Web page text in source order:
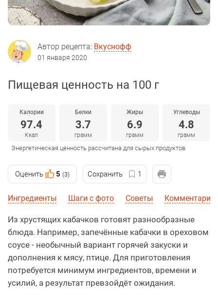
Автор рецепта: Вкуснофф
01 января 2020
Пищевая ценность на 100 г
Калории
97.4
Ккал
Белки
3.7
грамм
Жиры
6.9
грамм
Углеводы
4.8
грамм
Энергетическая ценность рассчитана для сырых продуктов
Оценить 5 (3) Сохранить 1
Ингредиенты Шаги с фото Советы Комментарии
Из хрустящих кабачков готовят разнообразные
блюда. Например, запечённые кабачки в ореховом
соусе - необычный вариант горячей закуски и
дополнения к мясу, птице. Для приготовления
потребуется минимум ингредиентов, времени и
усилий, а результат превзойдёт ожидания.